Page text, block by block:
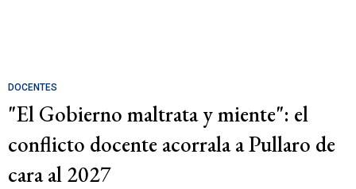
DOCENTES
"El Gobierno maltrata y miente": el
conflicto docente acorrala a Pullaro de
cara al 2027